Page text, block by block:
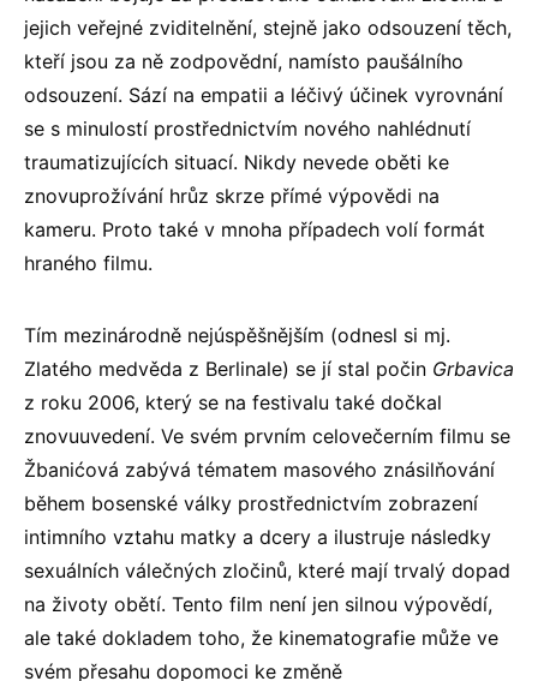
jejich veřejné zviditelnění, stejně jako odsouzení těch,
kteří jsou za ně zodpovědní, namísto paušálního
odsouzení. Sází na empatii a léčivý účinek vyrovnání
se s minulostí prostřednictvím nového nahlédnutí
traumatizujících situací. Nikdy nevede oběti ke
znovuprožívání hrůz skrze přímé výpovědi na
kameru. Proto také v mnoha případech volí formát
hraného filmu.
Tím mezinárodně nejúspěšnějším (odnesl si mj.
Zlatého medvěda z Berlinale) se jí stal počin Grbavica
z roku 2006, který se na festivalu také dočkal
znovuuvedení. Ve svém prvním celovečerním filmu se
Žbanićová zabývá tématem masového znásilňování
během bosenské války prostřednictvím zobrazení
intimního vztahu matky a dcery a ilustruje následky
sexuálních válečných zločinů, které mají trvalý dopad
na životy obětí. Tento film není jen silnou výpovědí,
ale také dokladem toho, že kinematografie může ve
svém přesahu dopomoci ke změně